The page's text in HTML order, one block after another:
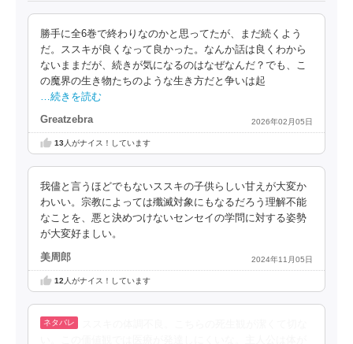
勝手に全6巻で終わりなのかと思ってたが、まだ続くよう
だ。ススキが良くなって良かった。なんか話は良くわから
ないままだが、続きが気になるのはなぜなんだ？でも、こ
の魔界の生き物たちのような生き方だと争いは起
…続きを読む
Greatzebra 2026年02月05日
13人がナイス！しています
我儘と言うほどでもないススキの子供らしい甘えが大変か
わいい。宗教によっては殲滅対象にもなるだろう理解不能
なことを、悪と決めつけないセンセイの学問に対する姿勢
が大変好ましい。
美周郎 2024年11月05日
12 人がナイス！しています